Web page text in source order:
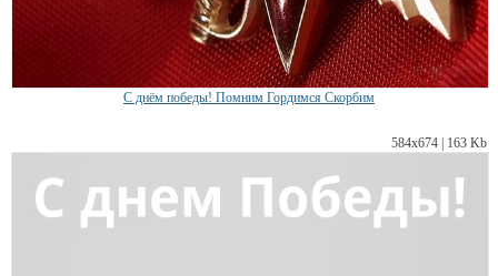
С днём победы! Помним Гордимся Скорбим
584х674 | 163 Kb